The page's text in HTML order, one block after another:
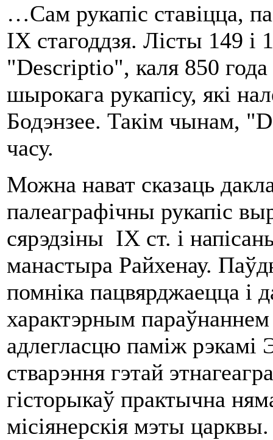
…Сам рукапіс ставіцца,
IX стагоддзя. Лісты 149 і
"Descriptio", каля 850
шырокага рукапісу, які
Бодэнзее. Такім чынам,
часу.
Можна нават сказаць
палеаграфічны рукапіс
сярэдзіны IX ст. і
манастыра Райхенау.
помніка пацвярджаецца і
характэрным
адлегласцю паміж рэкамі
стварэння гэтай
гісторыкаў практычна
місіянерскія мэты царквы.